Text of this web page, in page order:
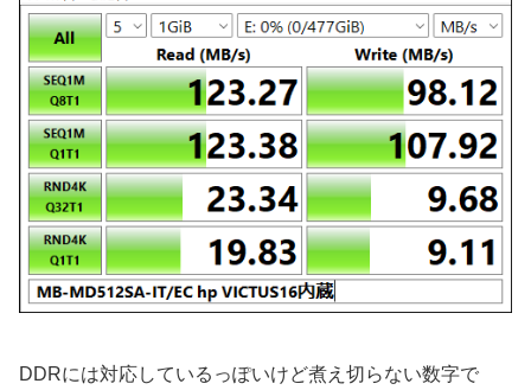
DDRには対応しているっぽいけど煮え切らない数字で